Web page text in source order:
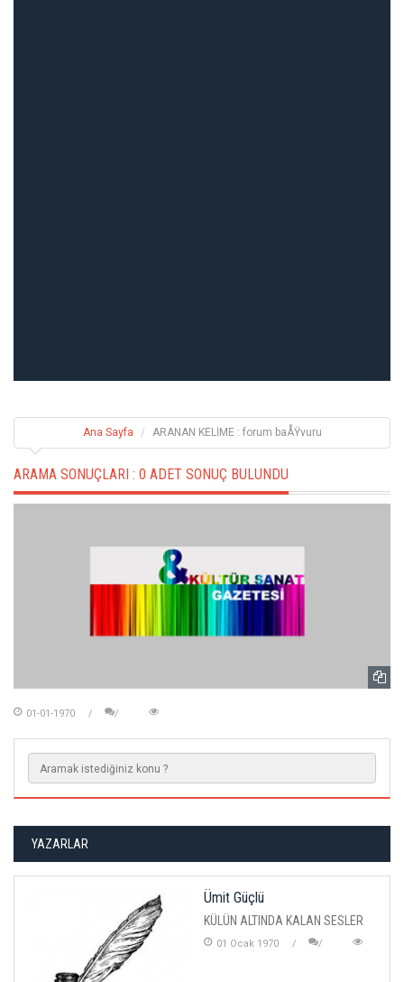
Ana Sayfa ARANAN KELİME : forum baÅŸvuru
ARAMA SONUÇLARI : 0 ADET SONUÇ BULUNDU
01-01-1970
YAZARLAR
Ümit Güçlü
KÜLÜN ALTINDA KALAN SESLER
01 Ocak 1970